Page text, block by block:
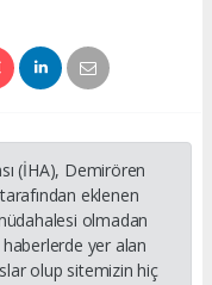
(İHA), Demirören
eklenen
olmadan
yer alan
olup sitemizin hiç